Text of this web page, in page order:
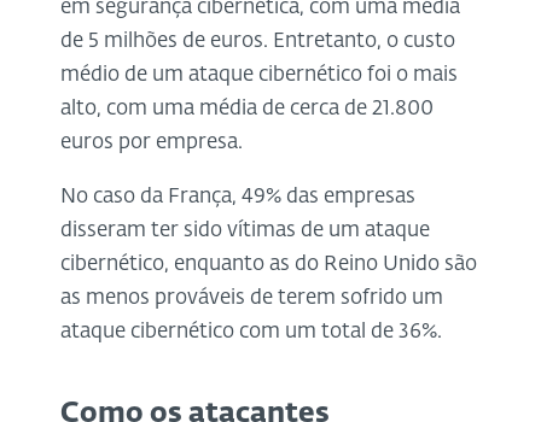
em segurança cibernética, com uma média
de 5 milhões de euros. Entretanto, o custo
médio de um ataque cibernético foi o mais
alto, com uma média de cerca de 21.800
euros por empresa.
No caso da França, 49% das empresas
disseram ter sido vítimas de um ataque
cibernético, enquanto as do Reino Unido são
as menos prováveis de terem sofrido um
ataque cibernético com um total de 36%.
Como os atacantes